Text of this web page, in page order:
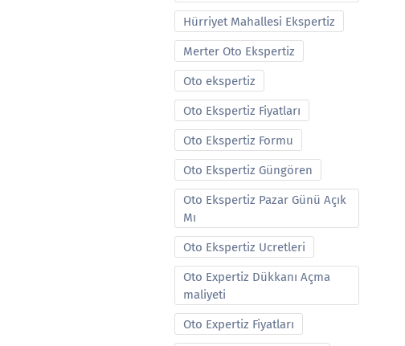
Hürriyet Mahallesi Ekspertiz
Merter Oto Ekspertiz
Oto ekspertiz
Oto Ekspertiz Fiyatları
Oto Ekspertiz Formu
Oto Ekspertiz Güngören
Oto Ekspertiz Pazar Günü Açık
Mı
Oto Ekspertiz Ucretleri
Oto Expertiz Dükkanı Açma
maliyeti
Oto Expertiz Fiyatları